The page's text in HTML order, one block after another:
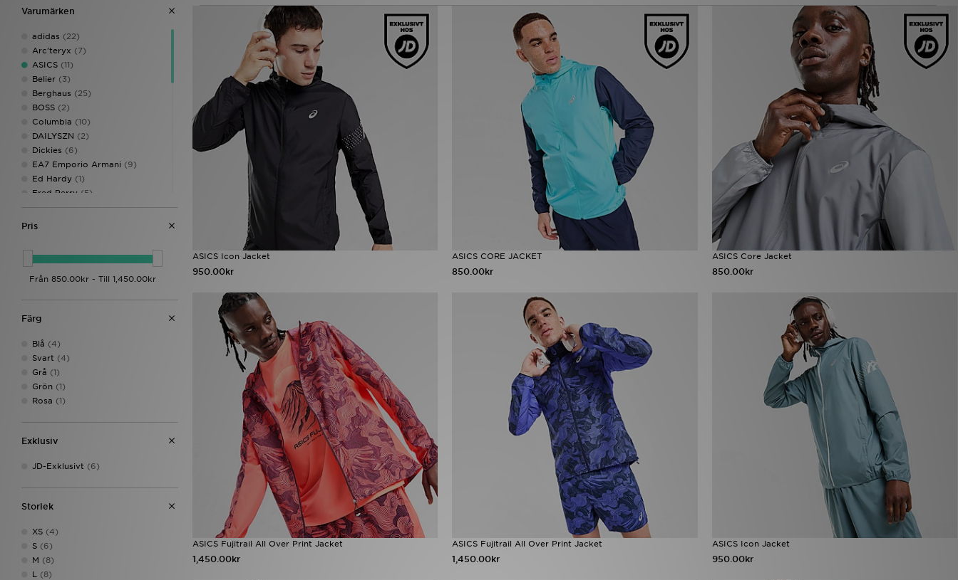
Varumärken
adidas (22)
Arc'teryx (7)
ASICS (11)
Belier (3)
Berghaus (25)
BOSS (2)
Columbia (10)
DAILYSZN (2)
Dickies (6)
EA7 Emporio Armani (9)
Ed Hardy (1)
Fred Perry (5)
GRIID(8)
Hoodrich
Jordan
Lacoste(3)
LEVI'S(1)
Napapijri
Nike (72)
On Running
PUMA(1)
Red Run Activewear
Reprimo
Salomon(1)
The North Face(38)
Unlike Humans
Pris
Färg
Blå (4)
Svart (4)
Grå (1)
Grön (1)
Rosa (1)
Exklusiv
JD-Exklusivt (6)
Storlek
XS (4)
S (6)
M (8)
L
(8)
ASICS Icon Jacket
950.00kr
ASICS CORE JACKET
850.00kr
ASICS Core Jacket
850.00kr
ASICS Fujitrail All Over Print Jacket
1,450.00kr
ASICS Fujitrail All Over Print Jacket
1,450.00kr
ASICS Icon Jacket
950.00kr